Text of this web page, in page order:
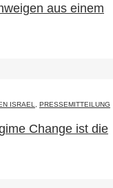
aus einem
ISRAEL PRESSEMITTEILUNG
Change ist die